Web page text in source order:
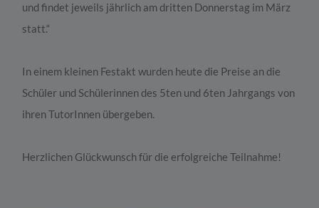
und findet jeweils jährlich am dritten Donnerstag im März
statt.“
In einem kleinen Festakt wurden heute die Preise an die
Schüler und Schülerinnen des 5ten und 6ten Jahrgangs von
ihren TutorInnen übergeben.
Herzlichen Glückwunsch für die erfolgreiche Teilnahme!